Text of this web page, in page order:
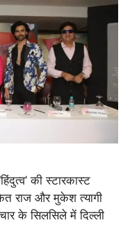
की स्टारकास्ट
राज और मुकेश त्यागी
के सिलसिले में दिल्ली